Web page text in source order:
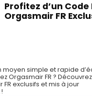
Profitez d’un Code
Orgasmair FR
moyen simple et rapide
Orgasmair FR ?
exclusifs et mis à jour